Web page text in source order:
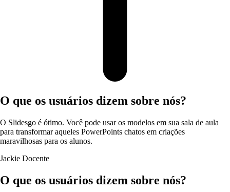
O que os usuários dizem sobre nós?
O Slidesgo é ótimo. Você pode usar os modelos em sua sala de aula
para transformar aqueles PowerPoints chatos em criações
maravilhosas para os alunos.
Jackie Docente
O que os usuários dizem sobre nós?